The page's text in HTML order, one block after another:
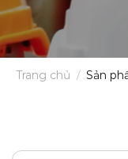
Trang chủ / Sản